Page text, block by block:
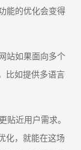
能的优化会变得
站如果面向多个
比如提供多语言
贴近用户需求。
化，就能在这场